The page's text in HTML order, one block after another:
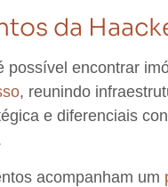
da
possível encontrar
, reunindo
e diferenciais
acompanham um